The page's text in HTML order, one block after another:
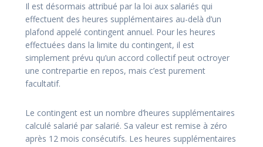
Il est désormais attribué par la loi aux salariés qui
effectuent des heures supplémentaires au-delà d’un
plafond appelé contingent annuel. Pour les heures
effectuées dans la limite du contingent, il est
simplement prévu qu’un accord collectif peut octroyer
une contrepartie en repos, mais c’est purement
facultatif.
Le contingent est un nombre d’heures supplémentaires
calculé salarié par salarié. Sa valeur est remise à zéro
après 12 mois consécutifs. Les heures supplémentaires